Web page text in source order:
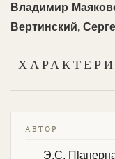
Владимир
Вертинский,
АВТОР
Э.С.